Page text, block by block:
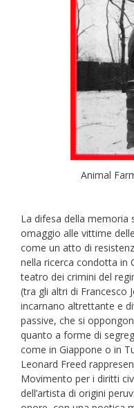
Animal
La difesa della memoria
omaggio alle vittime
come un atto di
nella ricerca condotta in
teatro dei crimini del
(tra gli altri di Francesco
incarnano altrettante e
passive, che si
quanto a forme di
come in Giappone o in
Leonard Freed
Movimento per i diritti
dell’artista di origini